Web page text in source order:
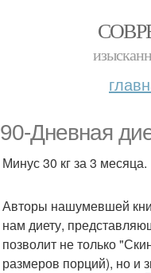
90-Дневная
Минус 30 кг за 3 месяца.
Авторы нашумевшей
нам диету,
позволит не только
размеров порций), но и